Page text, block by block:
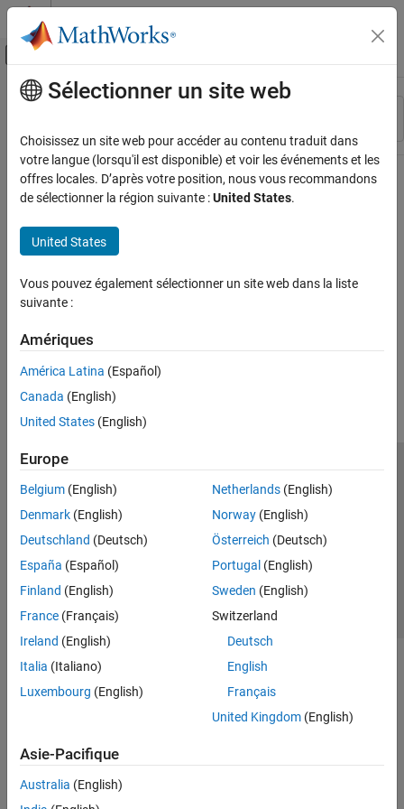
Passer au contenu
Activer/désactiver l'affichage du menu
Ressource
Contenu principal
Sélectionner un site web
Choisissez un site web pour accéder au contenu traduit dans
votre langue (lorsqu'il est disponible) et voir les événements et les
offres locales. D’après votre position, nous vous recommandons
de sélectionner la région suivante :United States.
United States
Vous pouvez également sélectionner un site web dans la liste
suivante :
Amériques
América Latina (Español)
Canada (English)
United States (English)
Europe
Belgium (English)
Denmark (English)
Deutschland (Deutsch)
España (Español)
Finland (English)
France (Français)
Ireland (English)
Italia (Italiano)
Luxembourg (English)
Netherlands(English)
Norway(English)
Österreich (Deutsch)
Portugal (English)
Sweden (English)
Switzerland
Deutsch
English
Français
United Kingdom(English)
Asie-Pacifique
Australia (English)
Lutte anti-piratage
Contacts locaux
© 1994-2026 The MathWorks, Inc.